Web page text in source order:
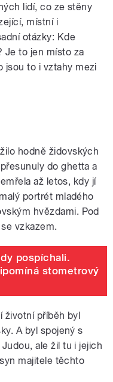
lidí, co ze stěny
místní i
otázky: Kde
Je to jen místo za
jsou to i vztahy mezi
hodně židovských
do ghetta a
až letos, kdy jí
portrét mladého
hvězdami. Pod
vzkazem.
pospíchali.
stometrový
životní příběh byl
A byl spojený s
ale žil tu i jejich
majitele těchto